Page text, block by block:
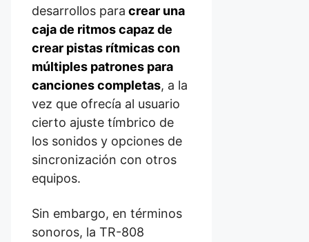
desarrollos para crear una
caja de ritmos capaz de
crear pistas rítmicas con
múltiples patrones para
canciones completas, a la
vez que ofrecía al usuario
cierto ajuste tímbrico de
los sonidos y opciones de
sincronización con otros
equipos.
Sin embargo, en términos
sonoros, la TR-808